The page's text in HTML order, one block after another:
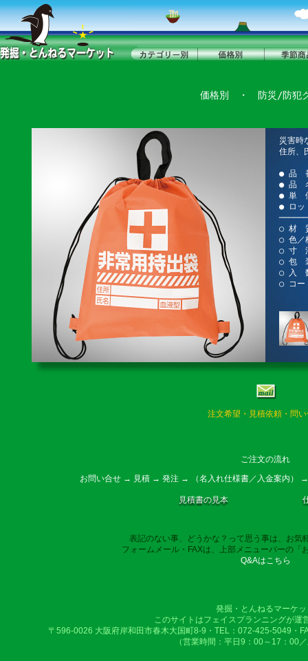
価格別 ・ 防災/防犯
災害時
住所、
● 品
● 品
● 単
● ロッ
○ 材
○ 色／
○ 寸
○ 包
○ 入
○ コー
注文希望・見積依頼・問
ご注文の流れ
お問い合せ → 見積 → 発注 → （名入れ仕様書／入金案内）
見積書の見本
表記のない事、どうかな？って思う事は、お気
フォームメール・FAXは、上部メニューバーの「
Q&Aはこちら
発掘・とんねるマーケ
このサイトはフェイスプランニングが運
〒596-0026 大阪府岸和田市春木大国町8-9・TEL：072-425-5049・
（営業時間：平日9：00～17：00